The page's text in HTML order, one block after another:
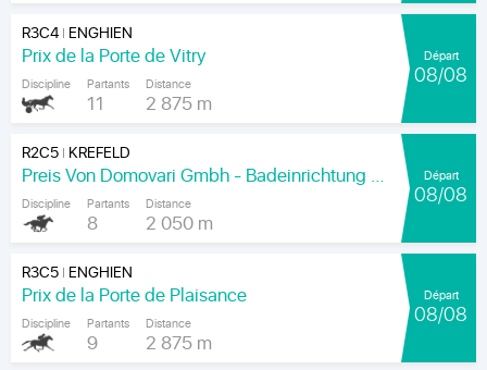
R3C4| ENGHIEN
Prix de la Porte de Vitry
Discipline Partants
11
Distance
2 875 m
Départ
08/08
R2C5| KREFELD
Preis Von Domovari Gmbh - Badeinrichtung Auf Mass
Discipline Partants
8
Distance
2 050 m
Départ
08/08
R3C5| ENGHIEN
Prix de la Porte de Plaisance
Discipline Partants
9
Distance
2 875 m
Départ
08/08